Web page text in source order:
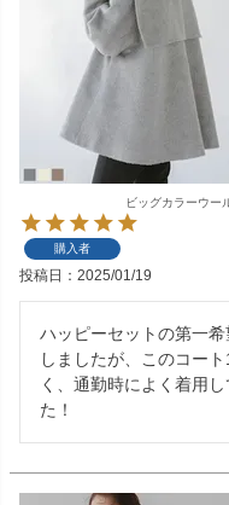
ビッグカラーウー
購入者
投稿日 2025/01/19
ハッピーセットの第一
しましたが、このコー
く、通勤時によく着用
た！